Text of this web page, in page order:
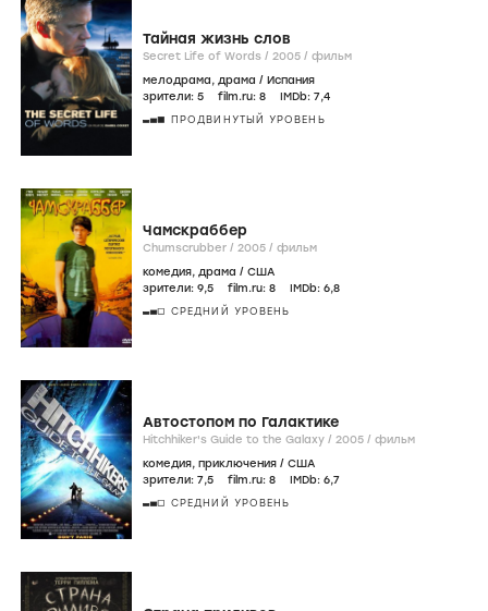
Тайная жизнь слов
Secret Life of Words / 2005 / фильм
мелодрама, драма / Испания
зрители: 5 film.ru: 8 IMDb: 7,4
ПРОДВИНУТЫЙ УРОВЕНЬ
Чамскраббер
Chumscrubber / 2005 / фильм
комедия, драма / США
зрители: 9,5 film.ru: 8 IMDb: 6,8
СРЕДНИЙ УРОВЕНЬ
Автостопом по Галактике
Hitchhiker's Guide to the Galaxy / 2005 / фильм
комедия, приключения / США
зрители: 7,5 film.ru: 8 IMDb: 6,7
СРЕДНИЙ УРОВЕНЬ